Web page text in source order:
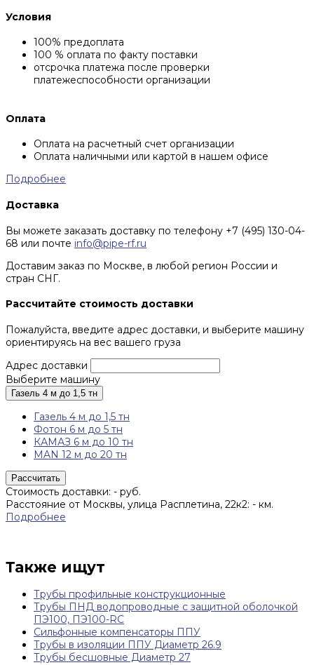
Условия
100% предоплата
100 % оплата по факту поставки
отсрочка платежа после проверки
платежеспособности организации
Оплата
Оплата на расчетный счет организации
Оплата наличными или картой в нашем офисе
Подробнее
Доставка
Вы можете заказать доставку по телефону +7 (495) 130-04-
68 или почте info@pipe-rf.ru
Доставим заказ по Москве, в любой регион России и
стран СНГ.
Рассчитайте стоимость доставки
Пожалуйста, введите адрес доставки, и выберите машину
ориентируясь на вес вашего груза
Адрес доставки
Выберите машину
Газель 4 м до 1,5 тн
Газель 4 м до 1,5 тн
Фотон 6 м до 5 тн
КАМАЗ 6 м до 10 тн
MAN 12 м до 20 тн
Рассчитать
Стоимость доставки: - руб.
Расстояние от Москвы, улица Расплетина, 22к2: - км.
Подробнее
Также ищут
Трубы профильные конструкционные
Трубы ПНД водопроводные с защитной оболочкой
ПЭ100, ПЭ100-RC
Сильфонные компенсаторы ППУ
Трубы в изоляции ППУ Диаметр 26.9
Трубы бесшовные Диаметр 27